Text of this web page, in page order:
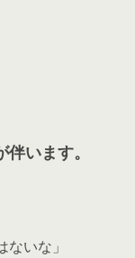
います。
いな」